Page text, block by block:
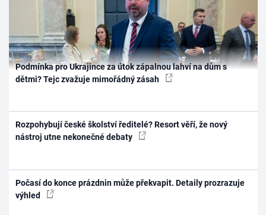
Podmínka pro Ukrajince za útok zápalnou lahví na dům s
dětmi? Tejc zvažuje mimořádný zásah
Rozpohybují české školství ředitelé? Resort věří, že nový
nástroj utne nekonečné debaty
Počasí do konce prázdnin může překvapit. Detaily prozrazuje
výhled